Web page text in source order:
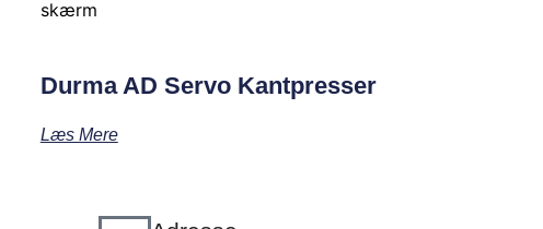
Durma AD Servo Kantpresser
Læs Mere